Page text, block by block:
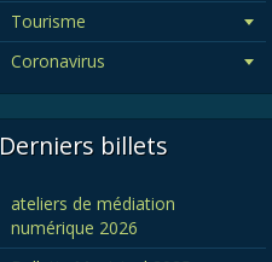
Tourisme
Coronavirus
Derniers billets
ateliers de médiation
numérique 2026